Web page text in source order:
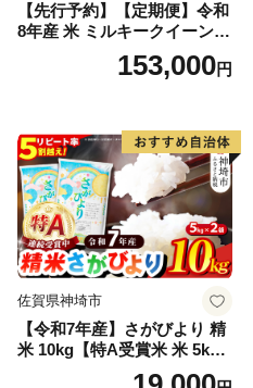
【先行予約】【定期便】令和
8年産 米 ミルキークイーン
白米 45kg (5kg×9回) | ミルキ
ークイーン 米5kg 福島 福島
福島県 南相馬市 cu006-ae
153,000円
佐賀県神埼市
【令和7年産】さがびより 精
米 10kg【特A受賞米 米 5kg×
2袋 お米 コメ こめ 国産 美味